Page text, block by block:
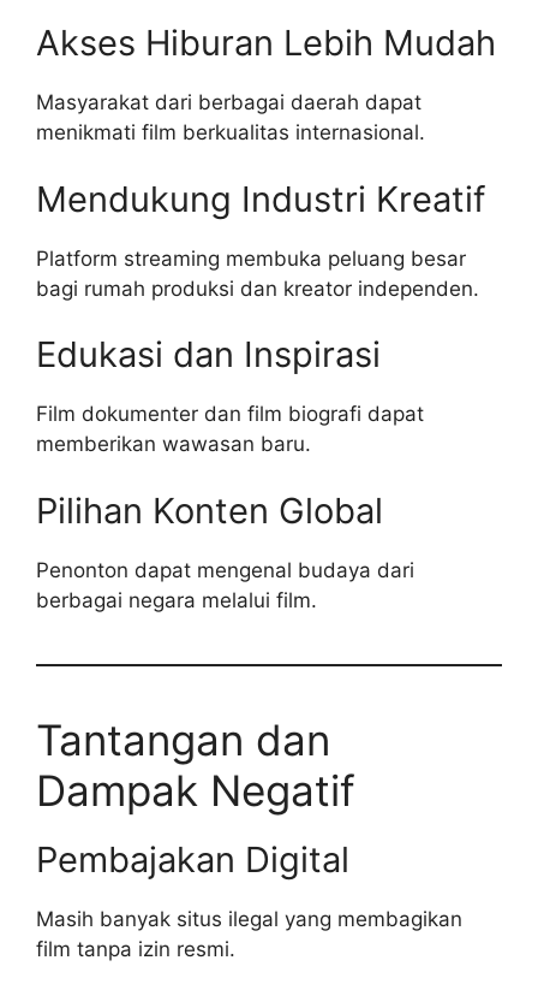
Akses Hiburan Lebih Mudah
Masyarakat dari berbagai daerah dapat
menikmati film berkualitas internasional.
Mendukung Industri Kreatif
Platform streaming membuka peluang besar
bagi rumah produksi dan kreator independen.
Edukasi dan Inspirasi
Film dokumenter dan film biografi dapat
memberikan wawasan baru.
Pilihan Konten Global
Penonton dapat mengenal budaya dari
berbagai negara melalui film.
Tantangan dan
Dampak Negatif
Pembajakan Digital
Masih banyak situs ilegal yang membagikan
film tanpa izin resmi.